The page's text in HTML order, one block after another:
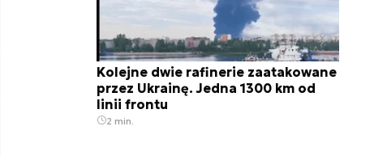
Kolejne dwie rafinerie zaatakowane
przez Ukrainę. Jedna 1300 km od
linii frontu
2 min.